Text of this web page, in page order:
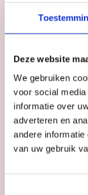
Deze website
We gebruiken
voor social
informatie over
adverteren en
andere
van uw gebruik
Tijd
Datum
Tijd